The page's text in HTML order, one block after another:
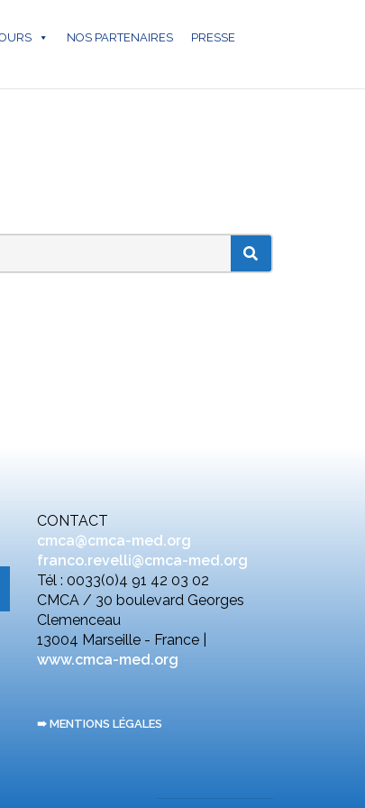
NOS PARTENAIRES PRESSE
SEARCH
CONTACT
cmca@cmca-med.org
franco.revelli@cmca-med.org
Tél : 0033(0)4 91 42 03 02
CMCA / 30 boulevard Georges
Clemenceau
13004 Marseille - France |
www.cmca-med.org
➠ MENTIONS LÉGALES